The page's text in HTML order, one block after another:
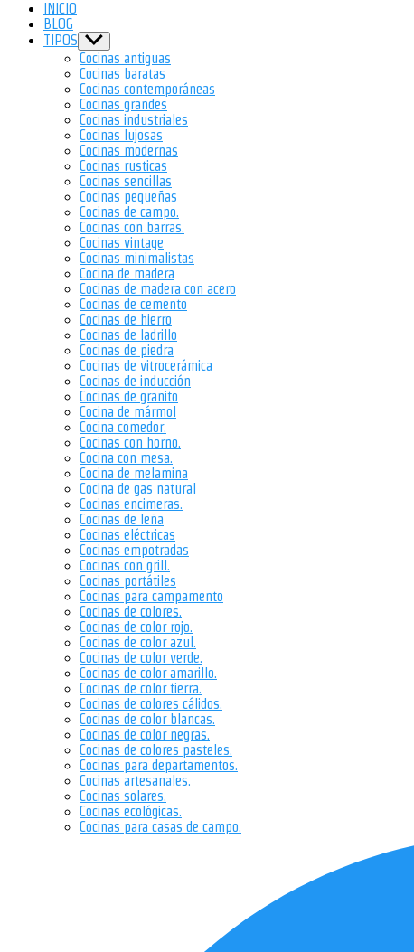
INICIO
BLOG
TIPOS Show
sub
menu
Cocinas antiguas
Cocinas baratas
Cocinas contemporáneas
Cocinas grandes
Cocinas industriales
Cocinas lujosas
Cocinas modernas
Cocinas rusticas
Cocinas sencillas
Cocinas pequeñas
Cocinas de campo.
Cocinas con barras.
Cocinas vintage
Cocinas minimalistas
Cocina de madera
Cocinas de madera con acero
Cocinas de cemento
Cocinas de hierro
Cocinas de ladrillo
Cocinas de piedra
Cocinas de vitrocerámica
Cocinas de inducción
Cocinas de granito
Cocina de mármol
Cocina comedor.
Cocinas con horno.
Cocina con mesa.
Cocina de melamina
Cocina de gas natural
Cocinas encimeras.
Cocinas de leña
Cocinas eléctricas
Cocinas empotradas
Cocinas con grill.
Cocinas portátiles
Cocinas para campamento
Cocinas de colores.
Cocinas de color rojo.
Cocinas de color azul.
Cocinas de color verde.
Cocinas de color amarillo.
Cocinas de color tierra.
Cocinas de colores cálidos.
Cocinas de color blancas.
Cocinas de color negras.
Cocinas de colores pasteles.
Cocinas para departamentos.
Cocinas artesanales.
Cocinas solares.
Cocinas ecológicas.
Cocinas para casas de campo.